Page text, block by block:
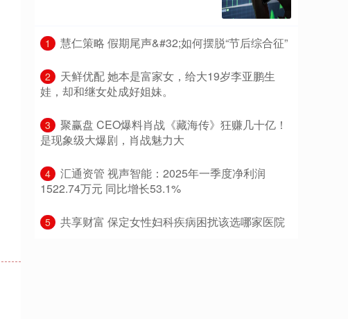
1 ​慧仁策略 假期尾声&#32;如何摆脱“节后综合征”
2
​天鲜优配 她本是富家女，给大19岁李亚鹏生
娃，却和继女处成好姐妹。
3
​聚赢盘 CEO爆料肖战《藏海传》狂赚几十亿！
是现象级大爆剧，肖战魅力大
4
​汇通资管 视声智能：2025年一季度净利润
1522.74万元 同比增长53.1%
5 ​共享财富 保定女性妇科疾病困扰该选哪家医院